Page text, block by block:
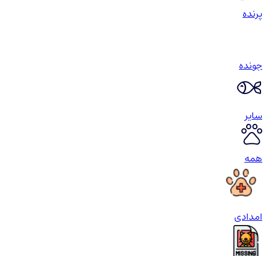
پرنده
جونده
سایر
همه
امدادی